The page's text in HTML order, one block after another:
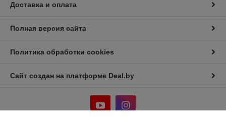
Доставка и оплата
Полная версия сайта
Политика обработки cookies
Сайт создан на платформе Deal.by